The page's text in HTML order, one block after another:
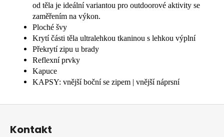
od těla je ideální variantou pro outdoorové aktivity se
zaměřením na výkon.
Ploché švy
Krytí části těla ultralehkou tkaninou s lehkou výplní
Překrytí zipu u brady
Reflexní prvky
Kapuce
KAPSY: vnější boční se zipem | vnější náprsní
Z
Kontakt